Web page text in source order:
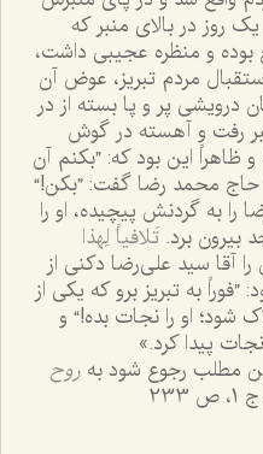
در بالای منبر که
و منظره عجیبی داشت،
مردم تبریز، عوض آن
درویشی پر و پا بسته از در
رفت و آهسته در گوش
این بود که: ”بکنم آن
حاج محمد رضا گفت: ”بکن!“
به گردنش پیچیده، او را
بیرون برد. تَلافیاً لِهذا
آقا سید علی‌رضا دکنی از
به تبریز برو که یکی از
او را نجات بده!“ و
پیدا کرد.»
مطلب رجوع شود به روح
ص 233